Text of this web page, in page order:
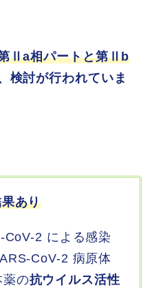
Ⅱa相パートと第Ⅱb
検討が行われていま
あり
2 による感染
CoV-2 病原体
薬の抗ウイルス活性